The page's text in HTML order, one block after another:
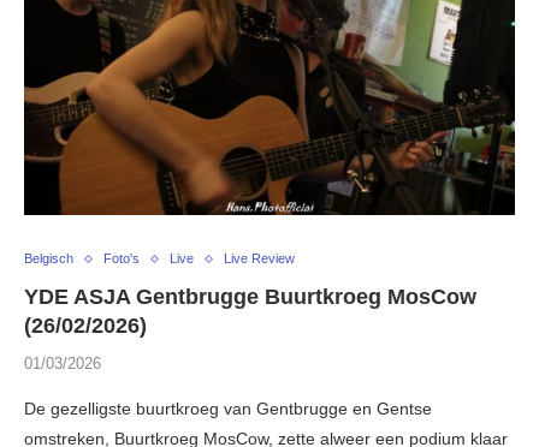
Belgisch Foto's Live Live Review
YDE ASJA Gentbrugge Buurtkroeg MosCow
(26/02/2026)
01/03/2026
De gezelligste buurtkroeg van Gentbrugge en Gentse
omstreken, Buurtkroeg MosCow, zette alweer een podium klaar